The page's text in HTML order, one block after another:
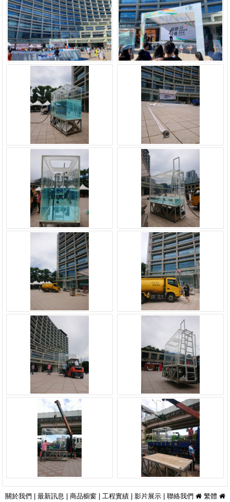
關於我們 最新訊息 商品櫥窗| 工程實績| 影片展示| 聯絡我們 繁體